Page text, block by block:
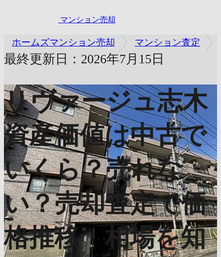
マンション売却
ホームズマンション売却 マンション査定
最終更新日：2026年7月15日
リヴァージュ志木
資産価値は中古で
いくら？売れな
い？売却査定で価
格推移・相場を知